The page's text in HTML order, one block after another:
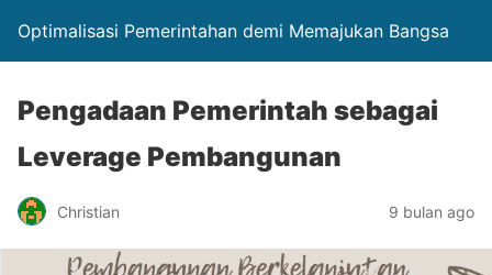
Optimalisasi Pemerintahan demi Memajukan Bangsa
Pengadaan Pemerintah sebagai
Leverage Pembangunan
Christian 9 bulan ago